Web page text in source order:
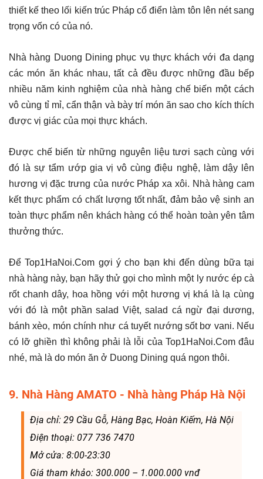
thiết kế theo lối kiến trúc Pháp cổ điển làm tôn lên nét sang
trọng vốn có của nó.
Nhà hàng Duong Dining phục vụ thực khách với đa dạng
các món ăn khác nhau, tất cả đều được những đầu bếp
nhiều năm kinh nghiệm của nhà hàng chế biến một cách
vô cùng tỉ mỉ, cẩn thận và bày trí món ăn sao cho kích thích
được vị giác của mọi thực khách.
Được chế biến từ những nguyên liệu tươi sạch cùng với
đó là sự tẩm ướp gia vị vô cùng điệu nghệ, làm dậy lên
hương vị đặc trưng của nước Pháp xa xôi. Nhà hàng cam
kết thực phẩm có chất lượng tốt nhất, đảm bảo vệ sinh an
toàn thực phẩm nên khách hàng có thể hoàn toàn yên tâm
thưởng thức.
Để Top1HaNoi.Com gợi ý cho bạn khi đến dùng bữa tại
nhà hàng này, bạn hãy thử gọi cho mình một ly nước ép cà
rốt chanh dây, hoa hồng với một hương vị khá là lạ cùng
với đó là một phần salad Việt, salad cá ngừ đại dương,
bánh xèo, món chính như cá tuyết nướng sốt bơ vani. Nếu
có lỡ ghiền thì không phải là lỗi của Top1HaNoi.Com đâu
nhé, mà là do món ăn ở Duong Dining quá ngon thôi.
9. Nhà Hàng AMATO - Nhà hàng Pháp Hà Nội
Địa chỉ: 29 Cầu Gỗ, Hàng Bạc, Hoàn Kiếm, Hà Nội
Điện thoại: 077 736 7470
Mở cửa: 8:00-23:30
Giá tham khảo: 300.000 – 1.000.000 vnđ